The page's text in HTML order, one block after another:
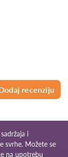
recenziju
i
svrhe. Možete se
na upotrebu